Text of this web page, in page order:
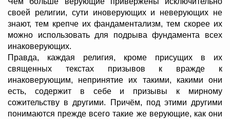
своей религии, сути иноверующих и неверующих не
знают, тем крепче их фандаментализм, тем скорее их
можно использовать для подрыва фундамента всех
инаковерующих.
Правда, каждая религия, кроме присущих в их
священных текстах призывов к вражде к
инаковерующим, непринятие их такими, какими они
есть, содержит в себе и призывы к мирному
сожительству в другими. Причём, под этими другими
понимаются прежде всего такие же верующие, как они